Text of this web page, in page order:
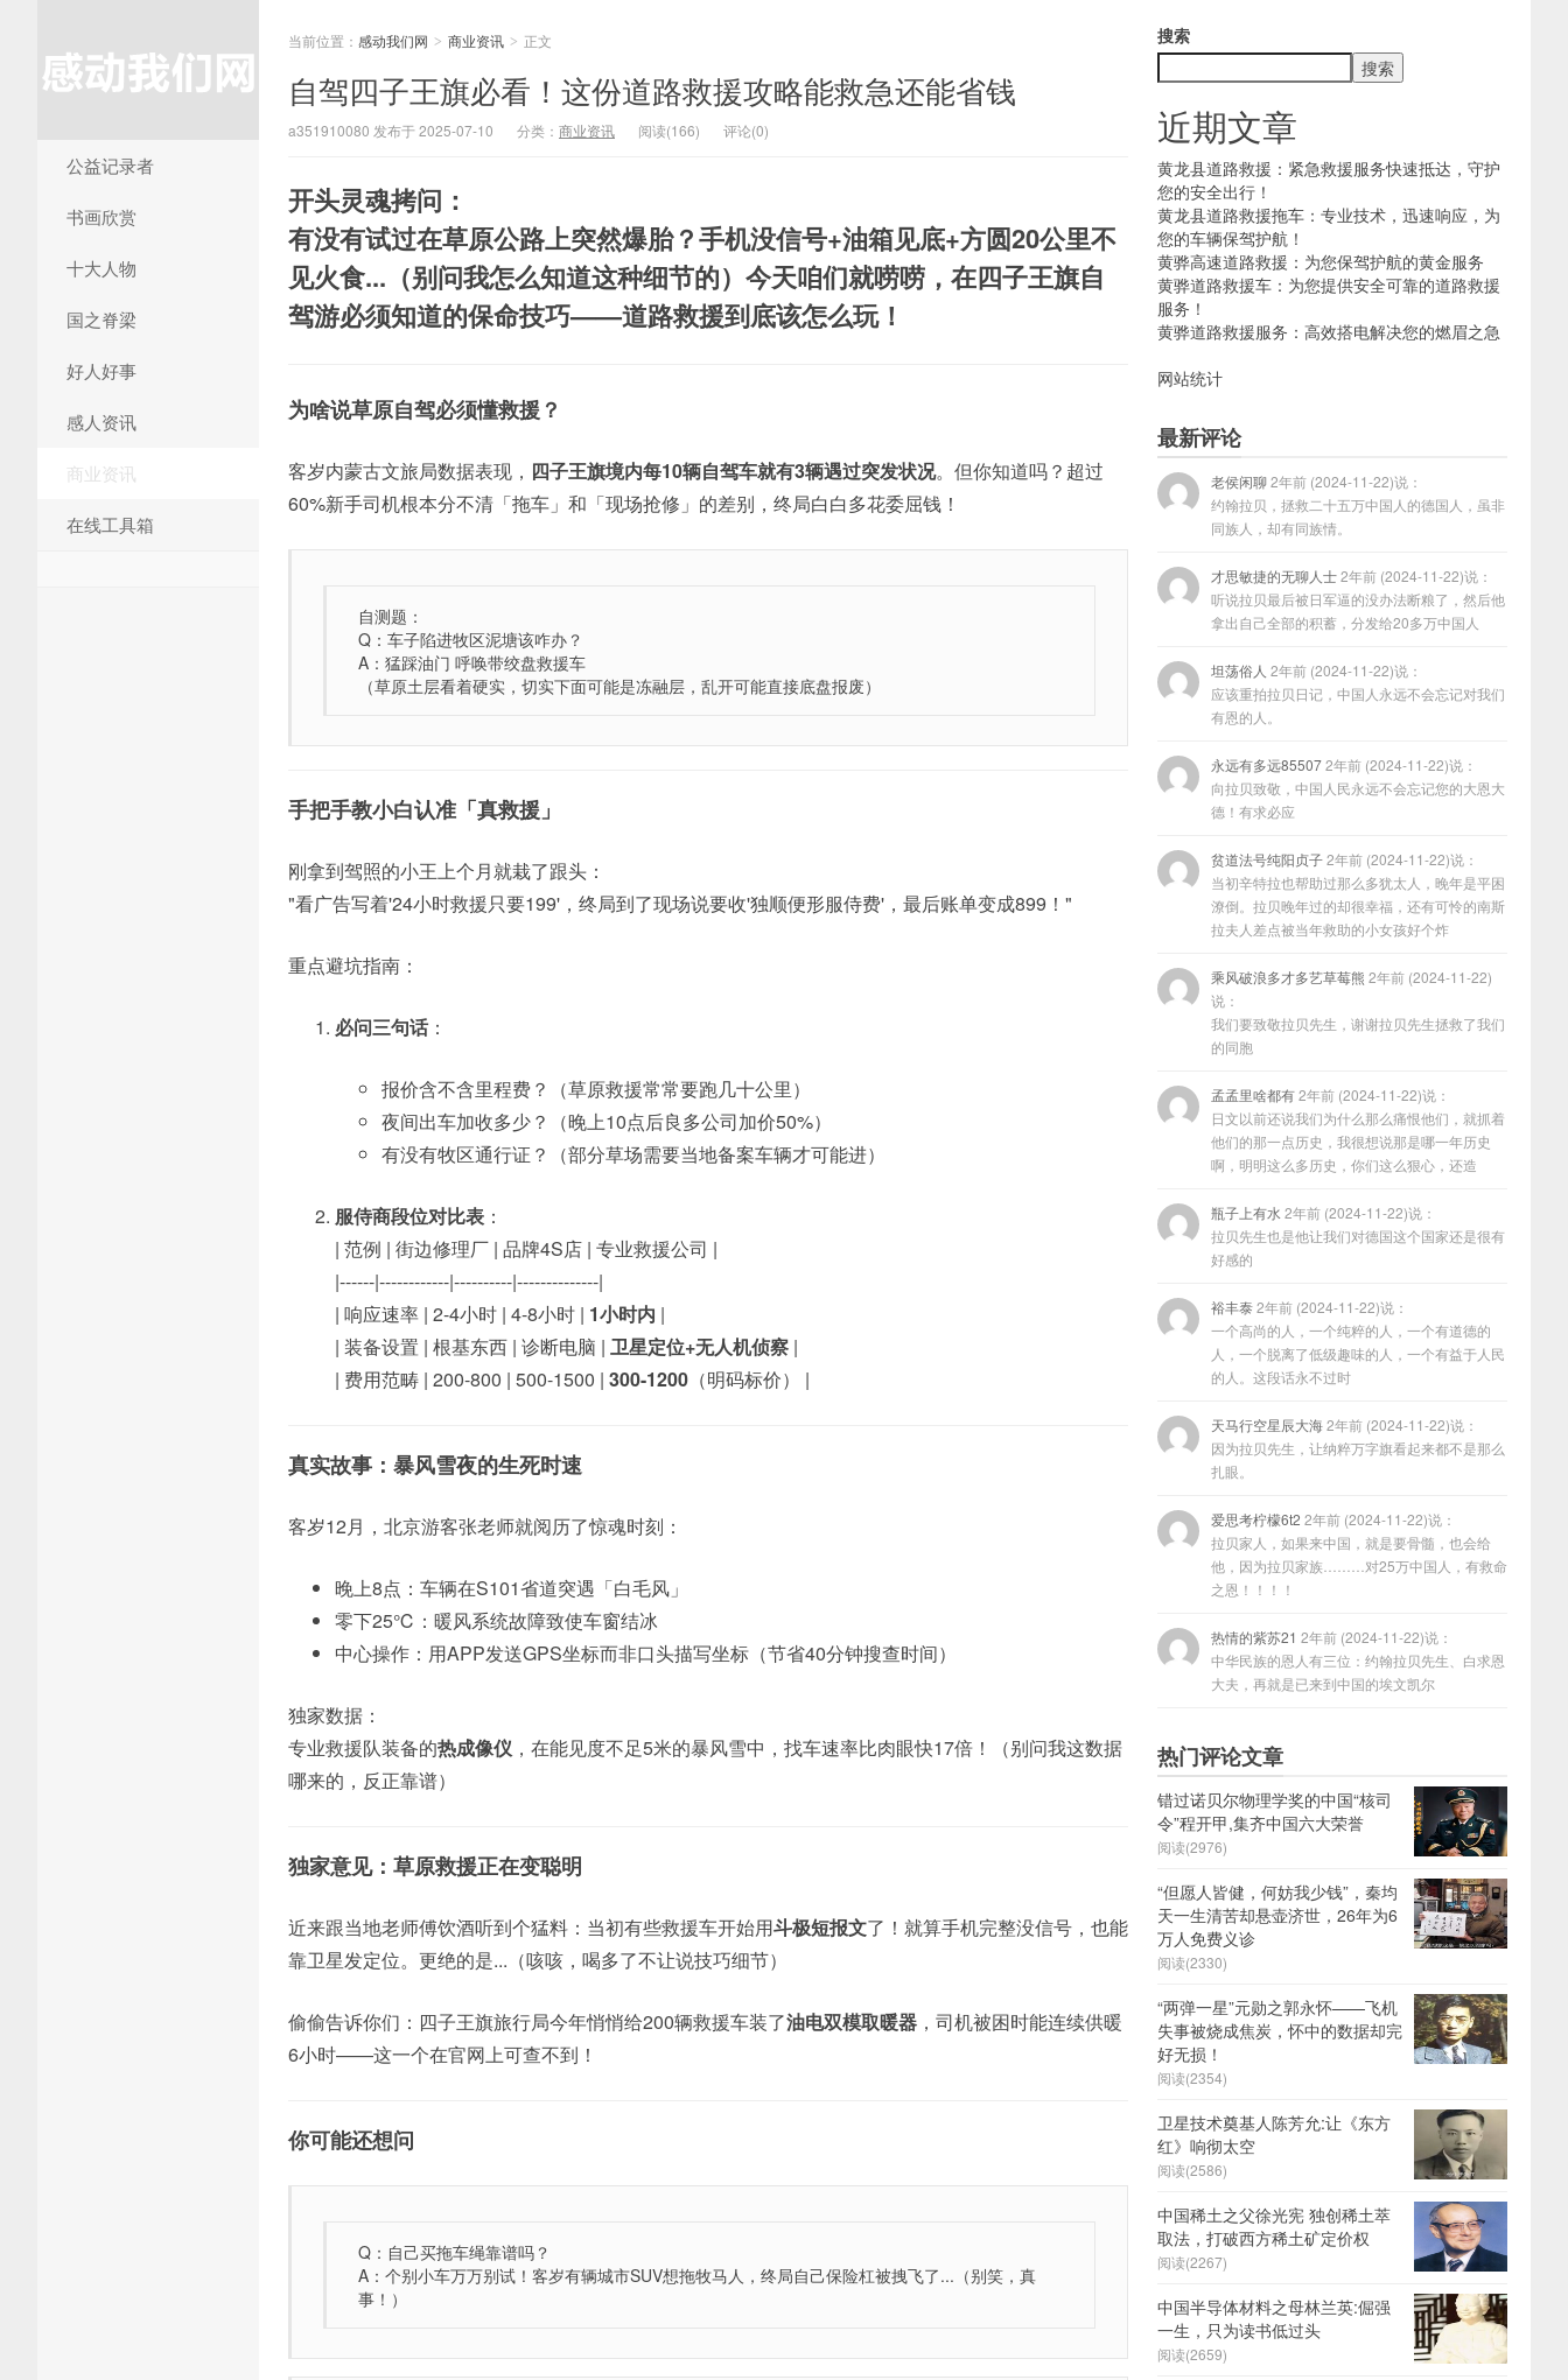
公益记录者
书画欣赏
十大人物
国之脊梁
好人好事
感人资讯
商业资讯
在线工具箱
当前位置： 感动我们网 > 商业资讯 > 正文
自驾四子王旗必看！这份道路救援攻略能救急还能省钱
a351910080 发布于 2025-07-10 分类： 商业资讯 阅读(166) 评论(0)
开头灵魂拷问：
有没有试过在草原公路上突然爆胎？手机没信号+油箱见底+方圆20公里不
见火食...（别问我怎么知道这种细节的）今天咱们就唠唠，在四子王旗自
驾游必须知道的保命技巧——道路救援到底该怎么玩！
为啥说草原自驾必须懂救援？
客岁内蒙古文旅局数据表现， 四子王旗境内每10辆自驾车就有3辆遇过突发状况。但你知道吗？超过
60%新手司机根本分不清「拖车」和「现场抢修」的差别，终局白白多花委屈钱！
自测题：
Q：车子陷进牧区泥塘该咋办？
A：猛踩油门 呼唤带绞盘救援车
（草原土层看着硬实，切实下面可能是冻融层，乱开可能直接底盘报废）
手把手教小白认准「真救援」
刚拿到驾照的小王上个月就栽了跟头：
"看广告写着'24小时救援只要199'，终局到了现场说要收'独顺便形服侍费'，最后账单变成899！"
重点避坑指南：
必问三句话：
报价含不含里程费？（草原救援常常要跑几十公里）
夜间出车加收多少？（晚上10点后良多公司加价50%）
有没有牧区通行证？（部分草场需要当地备案车辆才可能进）
服侍商段位对比表 ：
| 范例 | 街边修理厂 | 品牌4S店 | 专业救援公司 |
|------|------------|----------|--------------|
| 响应速率 | 2-4小时 | 4-8小时 | 1小时内 |
| 装备设置 | 根基东西 | 诊断电脑 | 卫星定位+无人机侦察 |
| 费用范畴 | 200-800 | 500-1500 | 300-1200 （明码标价） |
真实故事：暴风雪夜的生死时速
客岁12月，北京游客张老师就阅历了惊魂时刻：
晚上8点：车辆在S101省道突遇「白毛风」
零下25℃：暖风系统故障致使车窗结冰
中心操作：用APP发送GPS坐标而非口头描写坐标（节省40分钟搜查时间）
独家数据：
专业救援队装备的热成像仪 ，在能见度不足5米的暴风雪中，找车速率比肉眼快17倍！（别问我这数据
哪来的，反正靠谱）
独家意见：草原救援正在变聪明
近来跟当地老师傅饮酒听到个猛料：当初有些救援车开始用斗极短报文了！就算手机完整没信号，也能
靠卫星发定位。更绝的是...（咳咳，喝多了不让说技巧细节）
偷偷告诉你们：四子王旗旅行局今年悄悄给200辆救援车装了油电双模取暖器 ，司机被困时能连续供暖
6小时——这一个在官网上可查不到！
你可能还想问
Q：自己买拖车绳靠谱吗？
A：个别小车万万别试！客岁有辆城市SUV想拖牧马人，终局自己保险杠被拽飞了...（别笑，真
事！）
搜索
搜索
近期文章
黄龙县道路救援：紧急救援服务快速抵达，守护
您的安全出行！
黄龙县道路救援拖车：专业技术，迅速响应，为
您的车辆保驾护航！
黄骅高速道路救援：为您保驾护航的黄金服务
黄骅道路救援车：为您提供安全可靠的道路救援
服务！
黄骅道路救援服务：高效搭电解决您的燃眉之急
网站统计
最新评论
老侯闲聊2年前 (2024-11-22)说：
约翰拉贝，拯救二十五万中国人的德国人，虽非
同族人，却有同族情。
才思敏捷的无聊人士2年前 (2024-11-22)说：
听说拉贝最后被日军逼的没办法断粮了，然后他
拿出自己全部的积蓄，分发给20多万中国人
坦荡俗人 2年前 (2024-11-22)说：
应该重拍拉贝日记，中国人永远不会忘记对我们
有恩的人。
永远有多远855072年前 (2024-11-22)说：
向拉贝致敬，中国人民永远不会忘记您的大恩大
德！有求必应
贫道法号纯阳贞子2年前 (2024-11-22)说：
当初辛特拉也帮助过那么多犹太人，晚年是平困
潦倒。拉贝晚年过的却很幸福，还有可怜的南斯
拉夫人差点被当年救助的小女孩好个炸
乘风破浪多才多艺草莓熊 2年前 (2024-11-22)
说：
我们要致敬拉贝先生，谢谢拉贝先生拯救了我们
的同胞
孟孟里啥都有2年前 (2024-11-22)说：
日文以前还说我们为什么那么痛恨他们，就抓着
他们的那一点历史，我很想说那是哪一年历史
啊，明明这么多历史，你们这么狠心，还造
瓶子上有水 2年前 (2024-11-22)说：
拉贝先生也是他让我们对德国这个国家还是很有
好感的
裕丰泰2年前 (2024-11-22)说：
一个高尚的人，一个纯粹的人，一个有道德的
人，一个脱离了低级趣味的人，一个有益于人民
的人。这段话永不过时
天马行空星辰大海2年前 (2024-11-22)说：
因为拉贝先生，让纳粹万字旗看起来都不是那么
扎眼。
爱思考柠檬6t2 2年前 (2024-11-22)说：
拉贝家人，如果来中国，就是要骨髓，也会给
他，因为拉贝家族………对25万中国人，有救命
之恩！！！！
热情的紫苏21 2年前 (2024-11-22)说：
中华民族的恩人有三位：约翰拉贝先生、白求恩
大夫，再就是已来到中国的埃文凯尔
热门评论文章
错过诺贝尔物理学奖的中国“核司
令”程开甲,集齐中国六大荣誉
阅读(2976)
“但愿人皆健，何妨我少钱”，秦均
天一生清苦却悬壶济世，26年为6
万人免费义诊
阅读(2330)
“两弹一星”元勋之郭永怀——飞机
失事被烧成焦炭，怀中的数据却完
好无损！
阅读(2354)
卫星技术奠基人陈芳允:让《东方
红》响彻太空
阅读(2586)
中国稀土之父徐光宪 独创稀土萃
取法，打破西方稀土矿定价权
阅读(2267)
中国半导体材料之母林兰英:倔强
一生，只为读书低过头
阅读(2659)